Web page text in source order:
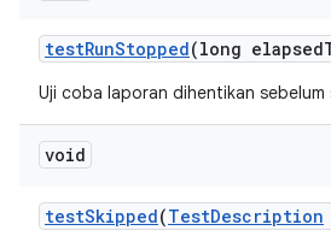
testRunStopped(long elapsed
Uji coba laporan dihentikan
void
testSkipped(TestDescription